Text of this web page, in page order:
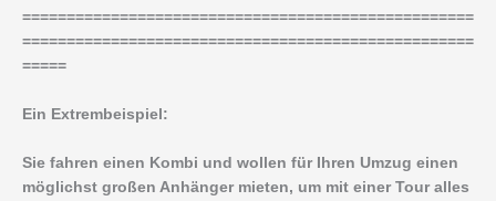
===================================================
===================================================
=====
Ein Extrembeispiel:
Sie fahren einen Kombi und wollen für Ihren Umzug einen
möglichst großen Anhänger mieten, um mit einer Tour alles